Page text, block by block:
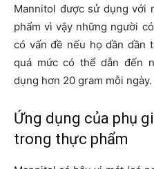
Mannitol được sử dụng với
phẩm vì vậy những người
có vấn đề nếu họ dần dần
quá mức có thể dẫn đến
dụng hơn 20 gram mỗi ngày.
Ứng dụng của phụ
trong thực phẩm